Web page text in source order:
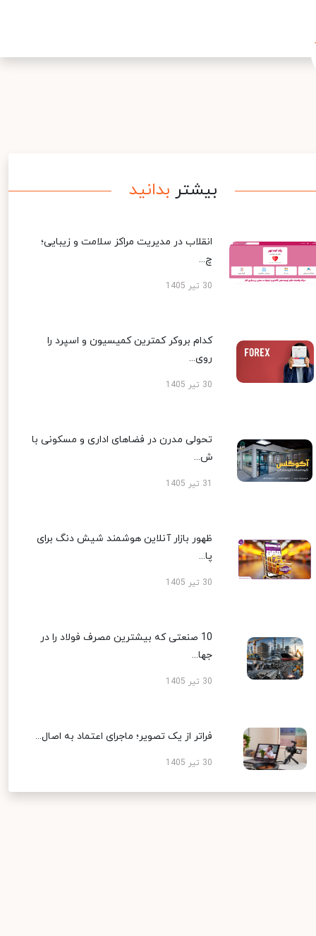
بیشتر بدانید
انقلاب در مدیریت مراکز سلامت و زیبایی؛
چ...
30 تیر 1405
کدام بروکر کمترین کمیسیون و اسپرد را
روی...
30 تیر 1405
تحولی مدرن در فضاهای اداری و مسکونی با
ش...
ظهور بازار آنلاین هوشمند شیش دنگ برای
پا...
30 تیر 1405
10 صنعتی که بیشترین مصرف فولاد را در
جها...
30 تیر 1405
فراتر از یک تصویر؛ ماجرای اعتماد به اصال...
30 تیر 1405